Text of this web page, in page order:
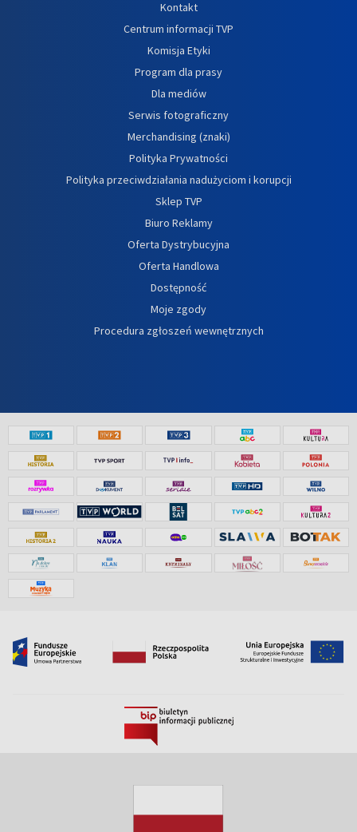
Kontakt
Centrum informacji TVP
Komisja Etyki
Program dla prasy
Dla mediów
Serwis fotograficzny
Merchandising (znaki)
Polityka Prywatności
Polityka przeciwdziałania nadużyciom i korupcji
Sklep TVP
Biuro Reklamy
Oferta Dystrybucyjna
Oferta Handlowa
Dostępność
Moje zgody
Procedura zgłoszeń wewnętrznych